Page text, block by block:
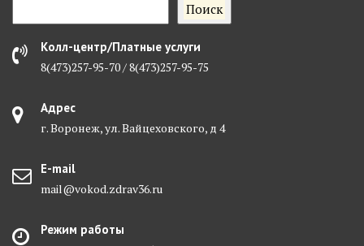
Поиск
Колл-центр/Платные услуги
8(473)257-95-70 / 8(473)257-95-75
Адрес
г. Воронеж, ул. Вайцеховского, д 4
E-mail
mail@vokod.zdrav36.ru
Режим работы